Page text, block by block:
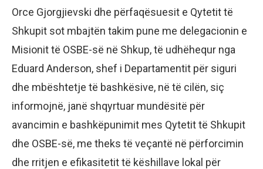
Orce Gjorgjievski dhe përfaqësuesit e Qytetit të
Shkupit sot mbajtën takim pune me delegacionin e
Misionit të OSBE-së në Shkup, të udhëhequr nga
Eduard Anderson, shef i Departamentit për siguri
dhe mbështetje të bashkësive, në të cilën, siç
informojnë, janë shqyrtuar mundësitë për
avancimin e bashkëpunimit mes Qytetit të Shkupit
dhe OSBE-së, me theks të veçantë në përforcimin
dhe rritjen e efikasitetit të këshillave lokal për